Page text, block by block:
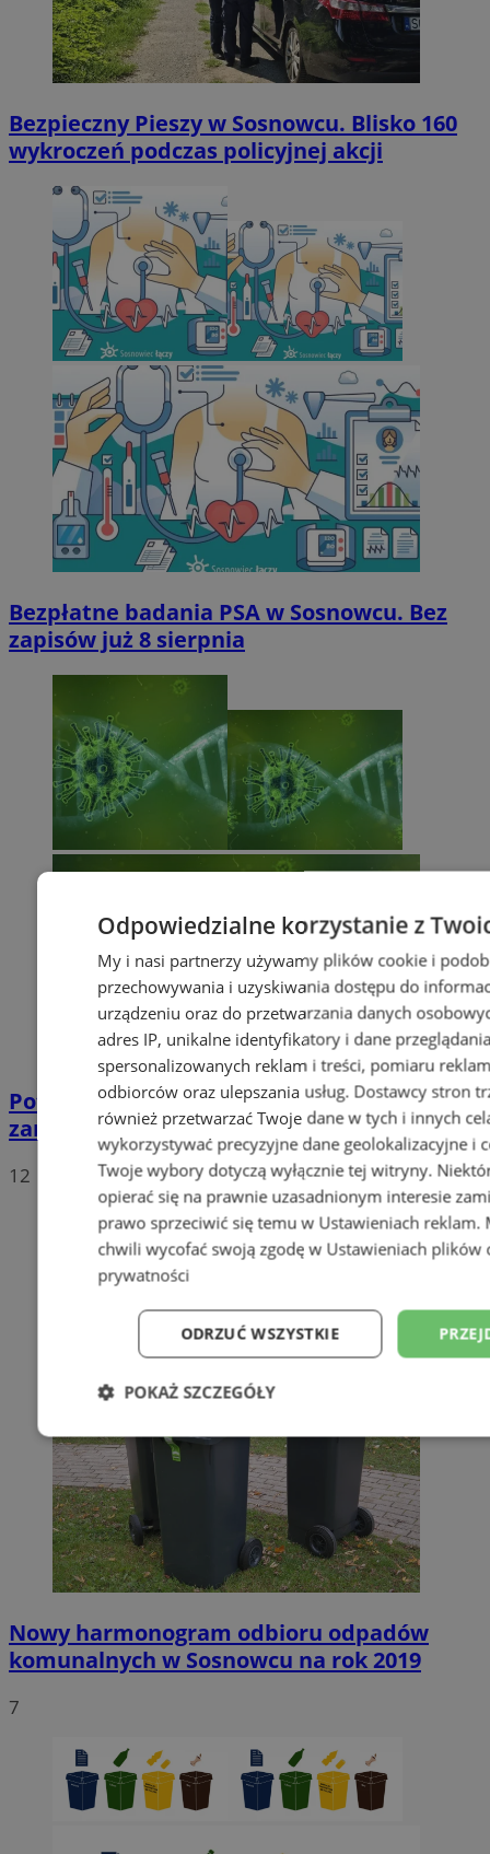
Bezpieczny Pieszy w Sosnowcu. Blisko 160
wykroczeń podczas policyjnej akcji
Bezpłatne badania PSA w Sosnowcu. Bez
zapisów już 8 sierpnia
Potwierdzono pierwszy przypadek
zarażenia koronawirusem w Sosnowcu
12
Nowy harmonogram odbioru odpadów
komunalnych w Sosnowcu na rok 2019
7
Odpowiedzialne korzystanie z
My i nasi partnerzy używamy plików cookie i
przechowywania i uzyskiwania dostępu do
urządzeniu oraz do przetwarzania danych
adres IP, unikalne identyfikatory i dane
spersonalizowanych reklam i treści, pomiaru
odbiorców oraz ulepszania usług. Dostawcy stron
również przetwarzać Twoje dane w tych i innych
wykorzystywać precyzyjne dane geolokalizacyjne i
Twoje wybory dotyczą wyłącznie tej witryny.
opierać się na prawnie uzasadnionym interesie
prawo sprzeciwić się temu w Ustawieniach reklam.
chwili wycofać swoją zgodę w Ustawieniach plików
prywatności
ODRZUĆ WSZYSTKIE
POKAŻ SZCZEGÓŁY
Niezbędne Wydajność
Niesklasyfikowane
Niezbędne
można prawidłowo korzystać ze strony internetowej.
Nazwa
Provider /
Domena